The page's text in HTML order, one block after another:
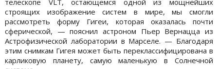
телескопе VLT, остающемся одной из мощнейших
строящих изображение систем в мире, мы смогли
рассмотреть форму Гигеи, которая оказалась почти
сферической, — пояснил астроном Пьер Вернацца из
Астрофизической лаборатории в Марселе. — Благодаря
этим снимкам Гигея может быть переклассифицирована в
карликовую планету, самую маленькую в Солнечной